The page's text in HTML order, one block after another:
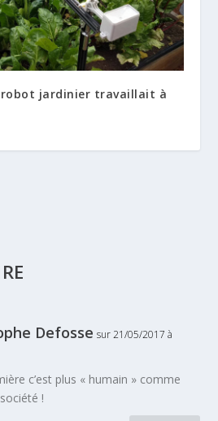
jardinier travaillait à
Defosse sur 21/05/2017 à
c’est plus « humain » comme
!